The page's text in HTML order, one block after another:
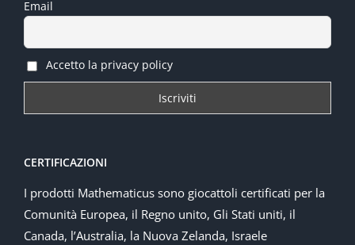
Email
Accetto la privacy policy
CERTIFICAZIONI
I prodotti Mathematicus sono giocattoli certificati per la
Comunità Europea, il Regno unito, Gli Stati uniti, il
Canada, l’Australia, la Nuova Zelanda, Israele